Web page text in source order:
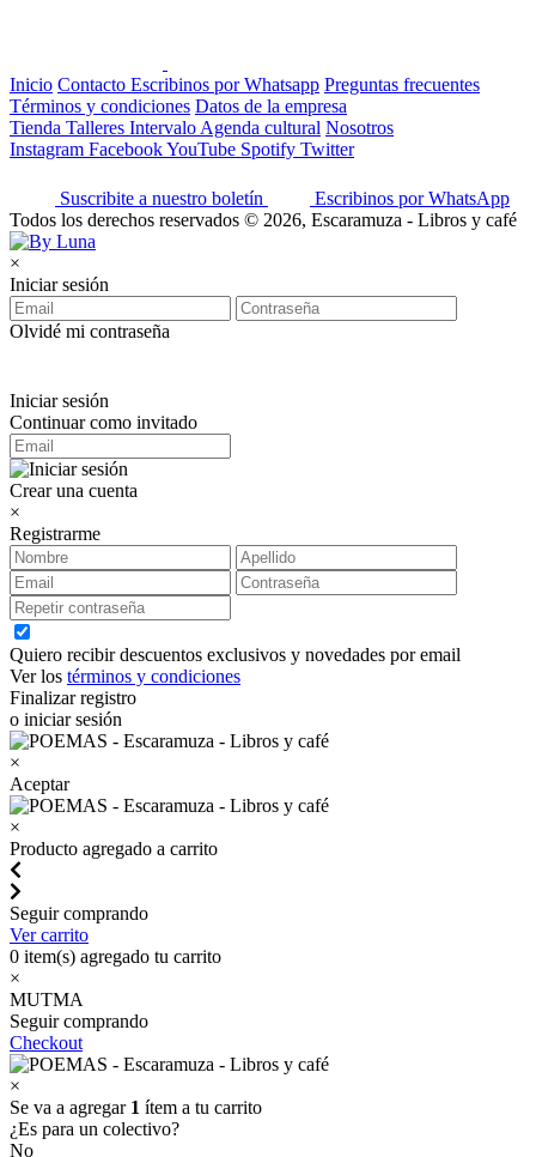
Inicio Contacto Escribinos por Whatsapp Preguntas frecuentes
Términos y condiciones Datos de la empresa
Tienda Talleres Intervalo Agenda cultural Nosotros
Instagram FacebookYouTube Spotify Twitter
Suscribite a nuestro boletín
Escribinos por WhatsApp
Todos los derechos reservados © 2026, Escaramuza - Libros y café
×
Iniciar sesión
Olvidé mi contraseña
Iniciar sesión
Continuar como invitado
Crear una cuenta
×
Registrarme
Quiero recibir descuentos exclusivos y novedades por email
Ver los términos y condiciones
Finalizar registro
o iniciar sesión
×
Aceptar
×
Producto agregado a carrito
Seguir comprando
Ver carrito
0 item(s) agregado tu carrito
×
MUTMA
Seguir comprando
Checkout
×
Se va a agregar 1 ítem a tu carrito
¿Es para un colectivo?
No